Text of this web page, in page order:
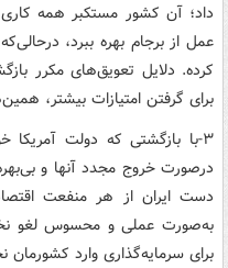
داد؛ آن کشور مستکبر همه
عمل از برجام بهره ببرد،
کرده. دلایل تعویق‌های مکرر
برای گرفتن امتیازات بیشتر،
۳-با بازگشتی که دولت
درصورت خروج مجدد آنها و
دست ایران از هر منفعت
به‌صورت عملی و محسوس لغو
برای سرمایه‌گذاری وارد